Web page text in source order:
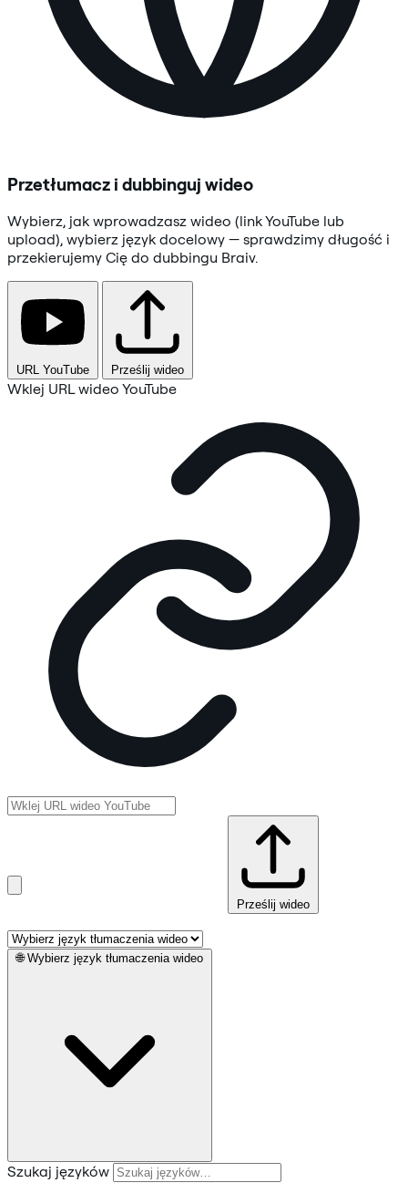
Przetłumacz i dubbinguj wideo
Wybierz, jak wprowadzasz wideo (link YouTube lub
upload), wybierz język docelowy — sprawdzimy długość i
przekierujemy Cię do dubbingu Braiv.
URL YouTube Prześlij wideo
Wklej URL wideo YouTube
Prześlij wideo
🌐 Wybierz język tłumaczenia wideo
Szukaj języków